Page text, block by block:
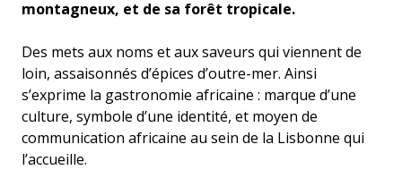
montagneux, et de sa forêt tropicale.
Des mets aux noms et aux saveurs qui viennent de
loin, assaisonnés d’épices d’outre-mer. Ainsi
s’exprime la gastronomie africaine : marque d’une
culture, symbole d’une identité, et moyen de
communication africaine au sein de la Lisbonne qui
l’accueille.